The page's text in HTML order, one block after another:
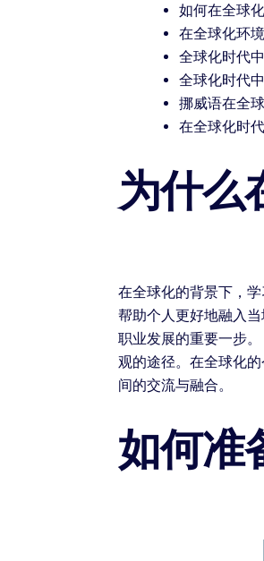
如何在全球
在全球化环
全球化时代
全球化时代
挪威语在全
在全球化时
为什么
在全球化的背景下，
帮助个人更好地融入
职业发展的重要一步
观的途径。在全球化
间的交流与融合。
如何准